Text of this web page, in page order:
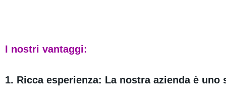
I nostri vantaggi:
1. Ricca esperienza: La nostra azienda è